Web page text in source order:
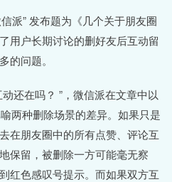
派” 发布题为《几个关于朋友圈
用户长期讨论的删好友后互动留
的问题。
还在吗？ ”，微信派在文章中以
两种删除场景的差异。如果只是
在朋友圈中的所有点赞、评论互
保留，被删除一方可能毫无察
红色感叹号提示。而如果双方互